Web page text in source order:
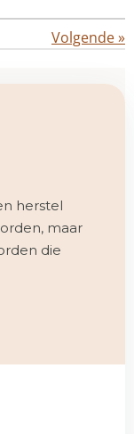
Volgende»
herstel
maar
die